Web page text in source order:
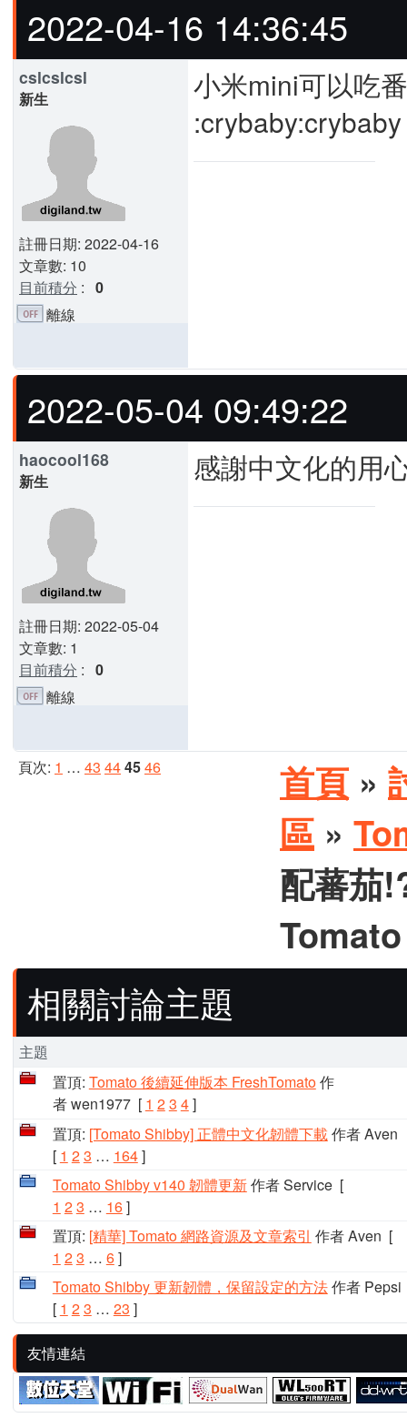
2022-04-16 14:36:45
cslcslcsl
新生
註冊日期: 2022-04-16
文章數: 10
目前積分 : 0
小米mini可以吃
:crybaby:crybaby
離線
2022-05-04 09:49:22
haocool168
新生
註冊日期: 2022-05-04
文章數: 1
目前積分 : 0
感謝中文化的用
離線
頁次: 1 … 43 444546 首頁 »
區 »
配蕃茄
Tomato
相關討論主題
主題
置頂: Tomato 後續延伸版本 FreshTomato作
者 wen1977[ 1 23 4]
置頂: [Tomato Shibby] 正體中文化韌體下載作者 Aven
[ 1 23 … 164]
Tomato Shibby v140 韌體更新作者 Service[
1 23 … 16]
置頂: [精華] Tomato 網路資源及文章索引 作者 Aven [
1 23 … 6]
Tomato Shibby 更新韌體，保留設定的方法作者 Pepsi
[ 1 23 … 23 ]
友情連結